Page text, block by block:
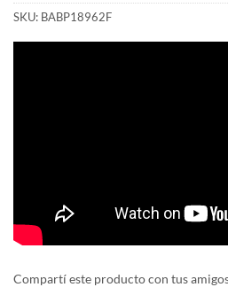
SKU: BABP18962F
Compartí este producto con tus